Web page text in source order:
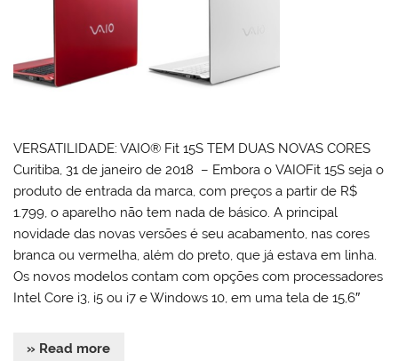
VERSATILIDADE: VAIO® Fit 15S TEM DUAS NOVAS CORES
Curitiba, 31 de janeiro de 2018 – Embora o VAIOFit 15S seja o
produto de entrada da marca, com preços a partir de R$
1.799, o aparelho não tem nada de básico. A principal
novidade das novas versões é seu acabamento, nas cores
branca ou vermelha, além do preto, que já estava em linha.
Os novos modelos contam com opções com processadores
Intel Core i3, i5 ou i7 e Windows 10, em uma tela de 15,6″
» Read more